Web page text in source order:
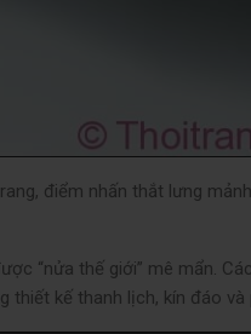
điểm nhấn thắt lưng
“nửa thế giới” mê mẩn.
kế thanh lịch, kín đáo và